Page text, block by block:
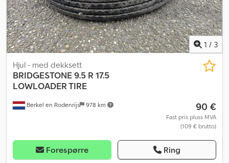
1 / 3
Berkel en Rodenrijs 978 km
Hjul - med dekksett
BRIDGESTONE9.5 R 17.5
LOWLOADER TIRE
90 €
Fast pris pluss MVA
(109 € brutto)
Forespørre Ring